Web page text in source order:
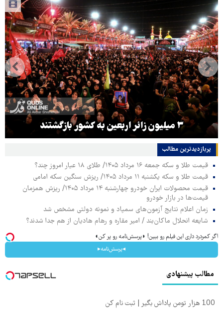
۳ میلیون زائر اربعین به کشور بازگشتند
پربازدیدترین‌ مطالب
قیمت طلا و سکه جمعه ۱۶ مرداد ۱۴۰۵/ طلای ۱۸ عیار امروز چند؟
قیمت طلا و سکه یکشنبه ۱۱ مرداد ۱۴۰۵/ ریزش سنگین سکه امامی
قیمت محصولات ایران خودرو چهارشنبه ۱۴ مرداد ۱۴۰۵/ ریزش همزمان
قیمت‌ها در بازار خودرو
زمان اعلام نتایج آزمون‌های سمپاد و نمونه دولتی مشخص شد
شایعه انحلال ماکان‌بند / امیر مقاره و رهام هادیان از هم جدا شدند؟
اگر کمردرد داری این فیلم رو ببین! ◗پرسش‌نامه رو پر کن◖
◂پرسش‌نامه▸
مطالب پیشنهادی
100 هزار تومن پاداش بگیر | ثبت نام کن